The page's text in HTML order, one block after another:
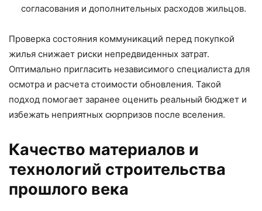
согласования и дополнительных расходов жильцов.
Проверка состояния коммуникаций перед покупкой
жилья снижает риски непредвиденных затрат.
Оптимально пригласить независимого специалиста для
осмотра и расчета стоимости обновления. Такой
подход помогает заранее оценить реальный бюджет и
избежать неприятных сюрпризов после вселения.
Качество материалов и
технологий строительства
прошлого века